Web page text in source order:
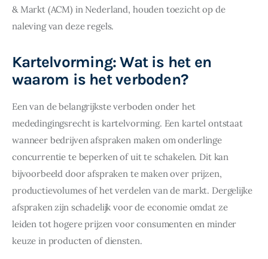
& Markt (ACM) in Nederland, houden toezicht op de
naleving van deze regels.
Kartelvorming: Wat is het en
waarom is het verboden?
Een van de belangrijkste verboden onder het
mededingingsrecht is kartelvorming. Een kartel ontstaat
wanneer bedrijven afspraken maken om onderlinge
concurrentie te beperken of uit te schakelen. Dit kan
bijvoorbeeld door afspraken te maken over prijzen,
productievolumes of het verdelen van de markt. Dergelijke
afspraken zijn schadelijk voor de economie omdat ze
leiden tot hogere prijzen voor consumenten en minder
keuze in producten of diensten.